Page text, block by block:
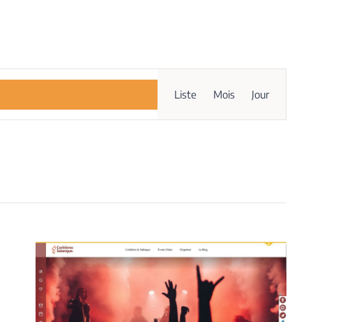
de
vues
Liste Mois Jour